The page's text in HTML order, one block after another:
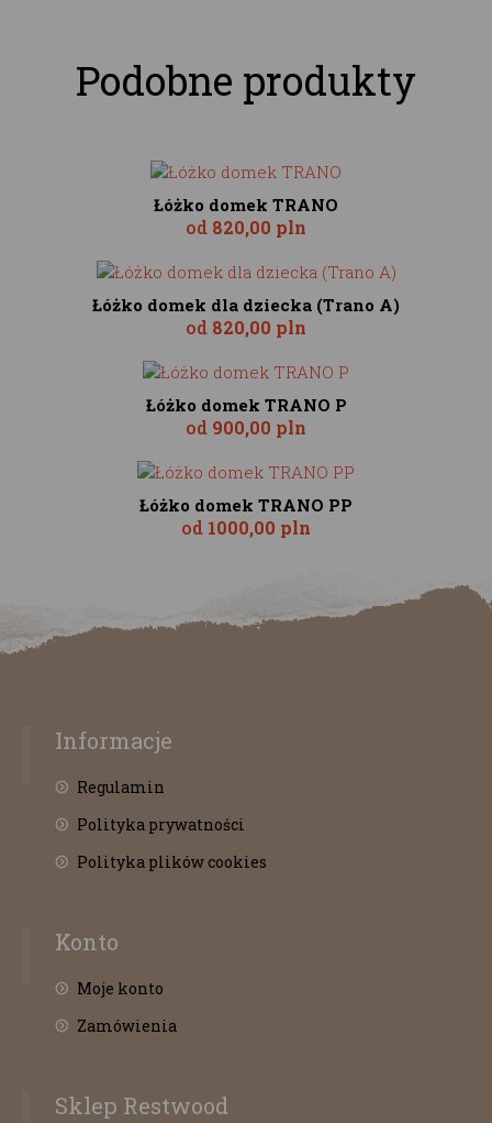
Podobne produkty
Łóżko domek TRANO
od 820,00 pln
Łóżko domek dla dziecka (Trano A)
od 820,00 pln
Łóżko domek TRANO P
od 900,00 pln
Łóżko domek TRANO PP
od 1000,00 pln
Informacje
Regulamin
Polityka prywatności
Polityka plików cookies
Konto
Moje konto
Zamówienia
Sklep Restwood